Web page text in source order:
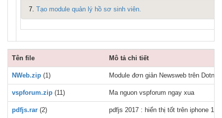
7. Tạo module quản lý hồ sơ sinh viên.
Tên file Mô tả chi tiết
NWeb.zip (1) Module đơn giản Newsweb trên
vspforum.zip (11) Ma nguon vspforum ngay xua
pdfjs.rar (2) pdfjs 2017 : hiển thị tốt trên iphone